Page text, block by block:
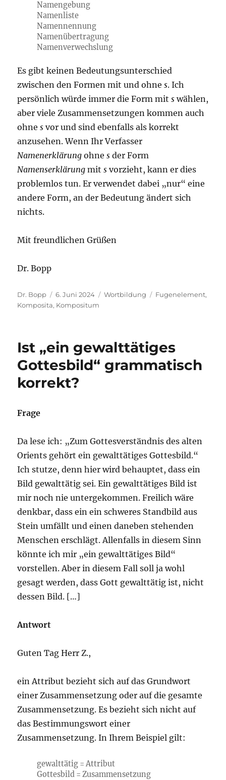
Namengebung
Namenliste
Namennennung
Namenübertragung
Namenverwechslung
Es gibt keinen Bedeutungsunterschied
zwischen den Formen mit und ohnes. Ich
persönlich würde immer die Form mits wählen,
aber viele Zusammensetzungen kommen auch
ohne s vor und sind ebenfalls als korrekt
anzusehen. Wenn Ihr Verfasser
Namenerklärung ohnes der Form
Namenserklärung mit s vorzieht, kann er dies
problemlos tun. Er verwendet dabei „nur“ eine
andere Form, an der Bedeutung ändert sich
nichts.
Mit freundlichen Grüßen
Dr. Bopp
Autor
Dr. Bopp
Veröffentlicht
am
6. Juni 2024 Kategorien
Wortbildung Schlagwörter
Fugenelement,
Komposita, Kompositum
Ist „ein gewalttätiges
Gottesbild“ grammatisch
korrekt?
Frage
Da lese ich: „Zum Gottesverständnis des alten
Orients gehört ein gewalttätiges Gottesbild.“
Ich stutze, denn hier wird behauptet, dass ein
Bild gewalttätig sei. Ein gewalttätiges Bild ist
mir noch nie untergekommen. Freilich wäre
denkbar, dass ein ein schweres Standbild aus
Stein umfällt und einen daneben stehenden
Menschen erschlägt. Allenfalls in diesem Sinn
könnte ich mir „ein gewalttätiges Bild“
vorstellen. Aber in diesem Fall soll ja wohl
gesagt werden, dass Gott gewalttätig ist, nicht
dessen Bild. […]
Antwort
Guten Tag Herr Z.,
ein Attribut bezieht sich auf das Grundwort
einer Zusammensetzung oder auf die gesamte
Zusammensetzung. Es bezieht sich nicht auf
das Bestimmungswort einer
Zusammensetzung. In Ihrem Beispiel gilt:
gewalttätig = Attribut
Gottesbild = Zusammensetzung